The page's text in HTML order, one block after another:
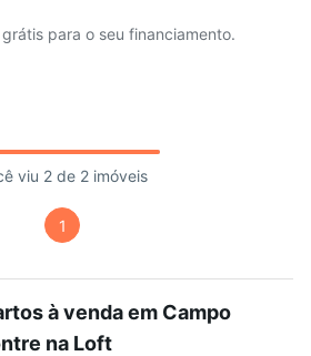
para o seu financiamento.
viu 2 de 2 imóveis
1
à venda em Campo
na Loft